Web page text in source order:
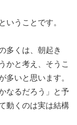
ということです。
多くは、朝起き
かと考え、そうこ
多いと思います。
なるだろう」と予
動くのは実は結構